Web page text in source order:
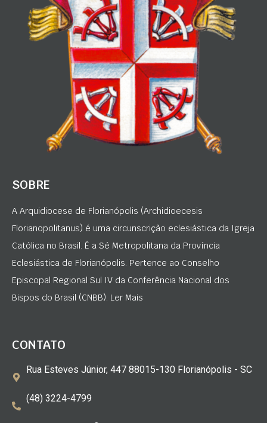
SOBRE
A Arquidiocese de Florianópolis (Archidioecesis
Florianopolitanus) é uma circunscrição eclesiástica da Igreja
Católica no Brasil. É a Sé Metropolitana da Província
Eclesiástica de Florianópolis. Pertence ao Conselho
Episcopal Regional Sul IV da Conferência Nacional dos
Bispos do Brasil (CNBB). Ler Mais
CONTATO
Rua Esteves Júnior, 447 88015-130 Florianópolis - SC
(48) 3224-4799